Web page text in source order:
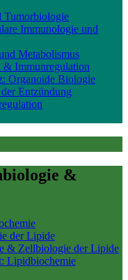
Tumorbiologie
Immunologie und
Metabolismus
& Immunregulation
Organoide Biologie
Entzündung
&
der Lipide
& Zellbiologie der Lipide
Lipidbiochemie